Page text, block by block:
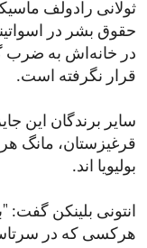
ثولانی رادولف
در خانه‌اش به ضرب
قرار نگرفته است.
سایر برندگان این
قرغیزستان، مانگ
بولیویا اند.
انتونی بلینکن گفت:
هرکسی که در